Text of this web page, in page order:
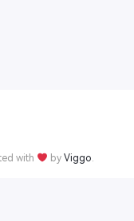
with by Viggo.